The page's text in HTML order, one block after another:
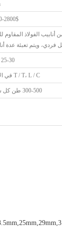
2800$
الفولاذ المقاوم
ويتم تعبئة عدة
25-30 يومًا
T / T، L / C في الافق
300-500 طن كل شهر